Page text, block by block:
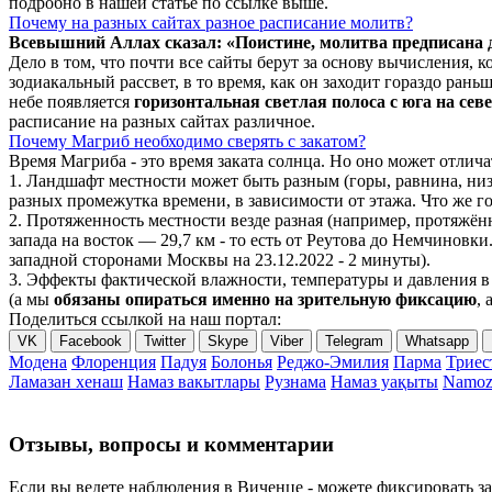
Почему на разных сайтах разное расписание молитв?
Всевышний Аллах сказал: «Поистине, молитва
Дело в том, что почти все сайты берут за основу
зодиакальный рассвет, в то время, как он заходит гораздо
небе появляется горизонтальная светлая полоса с юга на
расписание на разных сайтах различное.
Почему Магриб необходимо сверять с закатом?
Время Магриба - это время заката солнца. Но оно может
1. Ландшафт местности может быть разным (горы, равнина,
разных промежутка времени, в зависимости от этажа. Что же
2. Протяженность местности везде разная (например,
запада на восток — 29,7 км - то есть от Реутова до
западной сторонами Москвы на 23.12.2022 - 2 минуты).
3. Эффекты фактической влажности, температуры и давления
(а мы обязаны опираться именно на зрительную фиксацию,
Поделиться ссылкой на наш портал:
VK Facebook Twitter Skype Viber Telegram Whatsapp
Модена Флоренция Падуя Болонья Реджо-Эмилия Парма
Ламазан хенаш Намаз вакытлары Рузнама Намаз уақыты
Отзывы, вопросы и комментарии
Если вы ведете наблюдения в Виченце - можете фиксировать